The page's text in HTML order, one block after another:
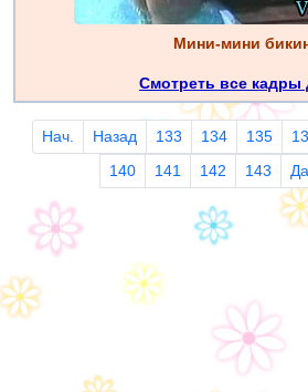
Мини-мини
Смотреть все кадры
Нач. Назад 133 134 135
140
141 142 143